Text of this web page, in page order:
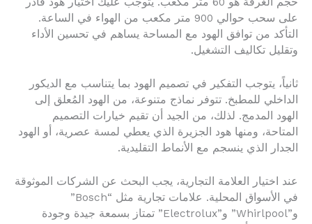
على سحب حوالي 900 متر مكعب من الهواء في الساعة.
التأكد من توافق الهود مع المساحة يساهم في تحسين الأداء
وتقليل تكاليف التشغيل.
ثانياً، يتوجب التفكير في تصميم الهود بما يتناسب مع الديكور
الداخلي للمطبخ. تتوفر نماذج متنوعة، من الهود المُعلق إلى
الهود المدمج. لذلك، من الجيد أن تقيم خيارات التصميم
المتاحة، ومنها هود الجزيرة الذي يعطي لمسة عصرية، أو الهود
الجدار الذي ينسجم مع الأنماط التقليدية.
عند اختيار العلامة التجارية، يجب البحث عن الشركات الموثوقة
في الأسواق المحلية. علامات تجارية مثل “Bosch”
و”Whirlpool” و”Electrolux” تمتاز بسمعة جيدة وجودة